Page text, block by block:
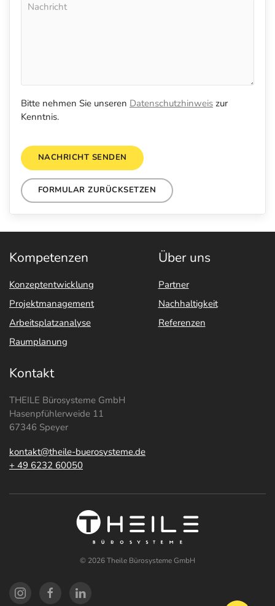
Bitte nehmen Sie unseren Datenschutzhinweis zur
Kenntnis.
NACHRICHT SENDEN
FORMULAR ZURÜCKSETZEN
Kompetenzen
Konzeptentwicklung
Projektmanagement
Arbeitsplatzanalyse
Raumplanung
Über uns
Partner
Nachhaltigkeit
Referenzen
Kontakt
THEILE Bürosysteme GmbH
Hasenpfühlerweide 11
67346 Speyer
kontakt@theile-buerosysteme.de
+ 49 6232 60050
© 2026Theile Bürosysteme GmbH